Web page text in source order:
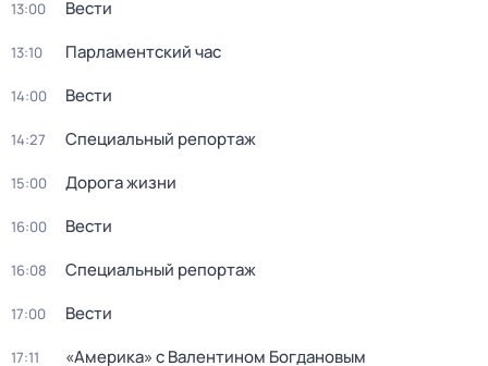
13:00 Вести
13:10 Парламентский час
14:00 Вести
14:27 Специальный репортаж
15:00 Дорога жизни
16:00 Вести
16:08 Специальный репортаж
17:00 Вести
17:11 «Америка» с Валентином Богдановым